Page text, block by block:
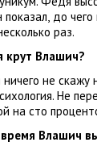
, до
раз.
крут Влашич?
не скажу
Не
на сто
Влашич